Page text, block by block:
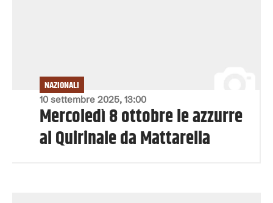
10 settembre 2025, 13:00
NAZIONALI
Mercoledì 8 ottobre le azzurre
al Quirinale da Mattarella